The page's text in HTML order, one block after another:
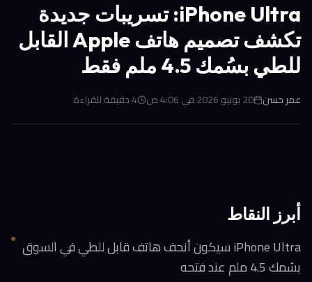
iPhone Ultra: تسريبات جديدة
تكشف تصميم هاتف Apple القابل
للطي بسُمك 4.5 ملم فقط
عمر حسن 20 يونيو 2026 في 4:06 ص 4دقيقة للقراءة
أبرز النقاط
iPhone Ultra سيكون أنحف هاتف قابل للطي في السوق
بسُمك 4.5 ملم عند فتحه